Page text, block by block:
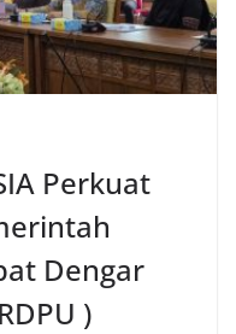
Perkuat
Dengar
)